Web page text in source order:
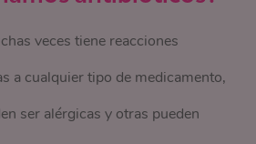
veces tiene reacciones
a cualquier tipo de medicamento,
ser alérgicas y otras pueden